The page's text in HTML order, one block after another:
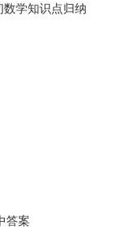
学知识点归纳
答案